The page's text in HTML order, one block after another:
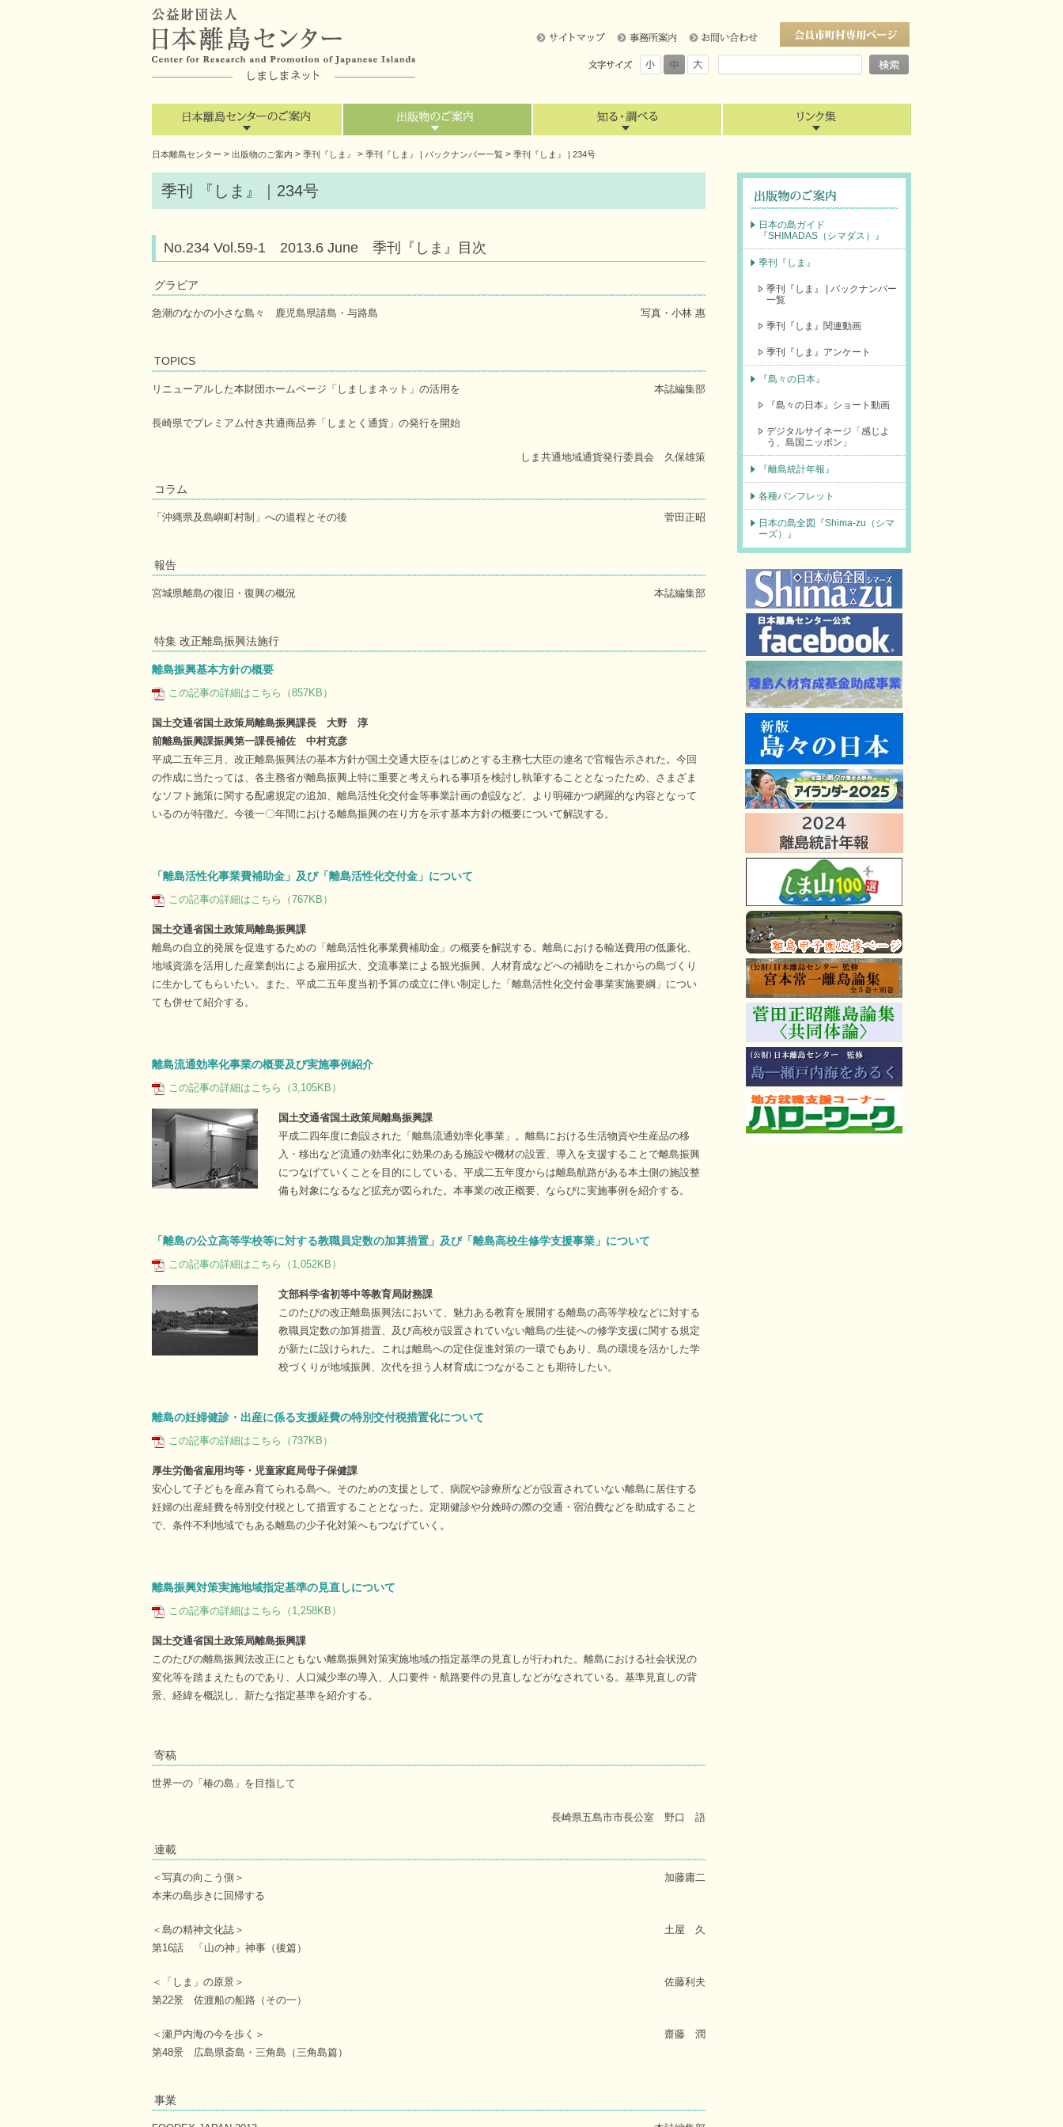
日本離島センター > 出版物のご案内 > 季刊『しま』 > 季刊『しま』 | バックナンバー一覧 > 季刊『しま』 | 234号
季刊 『しま』｜234号
No.234 Vol.59-1 2013.6 June 季刊『しま』目次
グラビア
急潮のなかの小さな島々 鹿児島県請島・与路島 写真・小林 惠
TOPICS
リニューアルした本財団ホームページ「しましまネット」の活用を 本誌編集部
長崎県でプレミアム付き共通商品券「しまとく通貨」の発行を開始
しま共通地域通貨発行委員会 久保雄策
コラム
「沖縄県及島嶼町村制」への道程とその後 菅田正昭
報告
宮城県離島の復旧・復興の概況 本誌編集部
特集 改正離島振興法施行
離島振興基本方針の概要
この記事の詳細はこちら（857KB）
国土交通省国土政策局離島振興課長 大野 淳
前離島振興課振興第一課長補佐 中村克彦
平成二五年三月、改正離島振興法の基本方針が国土交通大臣をはじめとする主務七大臣の連名で官報告示された。今回
の作成に当たっては、各主務省が離島振興上特に重要と考えられる事項を検討し執筆することとなったため、さまざま
なソフト施策に関する配慮規定の追加、離島活性化交付金等事業計画の創設など、より明確かつ網羅的な内容となって
いるのが特徴だ。今後一〇年間における離島振興の在り方を示す基本方針の概要について解説する。
「離島活性化事業費補助金」及び「離島活性化交付金」について
この記事の詳細はこちら（767KB）
国土交通省国土政策局離島振興課
離島の自立的発展を促進するための「離島活性化事業費補助金」の概要を解説する。離島における輸送費用の低廉化、
地域資源を活用した産業創出による雇用拡大、交流事業による観光振興、人材育成などへの補助をこれからの島づくり
に生かしてもらいたい。また、平成二五年度当初予算の成立に伴い制定した「離島活性化交付金事業実施要綱」につい
ても併せて紹介する。
離島流通効率化事業の概要及び実施事例紹介
この記事の詳細はこちら（3,105KB）
国土交通省国土政策局離島振興課
平成二四年度に創設された「離島流通効率化事業」。離島における生活物資や生産品の移
入・移出など流通の効率化に効果のある施設や機材の設置、導入を支援することで離島振興
につなげていくことを目的にしている。平成二五年度からは離島航路がある本土側の施設整
備も対象になるなど拡充が図られた。本事業の改正概要、ならびに実施事例を紹介する。
「離島の公立高等学校等に対する教職員定数の加算措置」及び「離島高校生修学支援事業」について
この記事の詳細はこちら（1,052KB）
文部科学省初等中等教育局財務課
このたびの改正離島振興法において、魅力ある教育を展開する離島の高等学校などに対する
教職員定数の加算措置、及び高校が設置されていない離島の生徒への修学支援に関する規定
が新たに設けられた。これは離島への定住促進対策の一環でもあり、島の環境を活かした学
校づくりが地域振興、次代を担う人材育成につながることも期待したい。
離島の妊婦健診・出産に係る支援経費の特別交付税措置化について
この記事の詳細はこちら（737KB）
厚生労働省雇用均等・児童家庭局母子保健課
安心して子どもを産み育てられる島へ。そのための支援として、病院や診療所などが設置されていない離島に居住する
妊婦の出産経費を特別交付税として措置することとなった。定期健診や分娩時の際の交通・宿泊費などを助成すること
で、条件不利地域でもある離島の少子化対策へもつなげていく。
離島振興対策実施地域指定基準の見直しについて
この記事の詳細はこちら（1,258KB）
国土交通省国土政策局離島振興課
このたびの離島振興法改正にともない離島振興対策実施地域の指定基準の見直しが行われた。離島における社会状況の
変化等を踏まえたものであり、人口減少率の導入、人口要件・航路要件の見直しなどがなされている。基準見直しの背
景、経緯を概説し、新たな指定基準を紹介する。
寄稿
世界一の「椿の島」を目指して
長崎県五島市市長公室 野口 語
連載
＜写真の向こう側＞
本来の島歩きに回帰する
加藤庸二
＜島の精神文化誌＞
第16話 「山の神」神事（後篇）
土屋 久
＜「しま」の原景＞
第22景 佐渡船の船路（その一）
佐藤利夫
＜瀬戸内海の今を歩く＞
第48景 広島県斎島・三角島（三角島篇）
齋藤 潤
事業
日本の島ガイド
『SHIMADAS（シマダス）』
季刊『しま』
季刊『しま』 | バックナンバー
一覧
季刊『しま』関連動画
季刊『しま』アンケート
『島々の日本』
『島々の日本』ショート動画
デジタルサイネージ「感じよ
う、島国ニッポン」
『離島統計年報』
各種パンフレット
日本の島全図『Shima-zu（シマ
ーズ）』